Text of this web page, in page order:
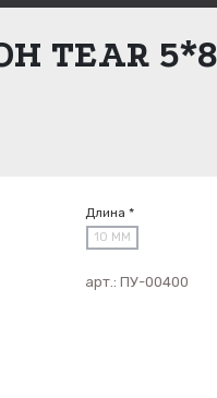
TEAR
Длина *
10 ММ
арт.: ПУ-00400